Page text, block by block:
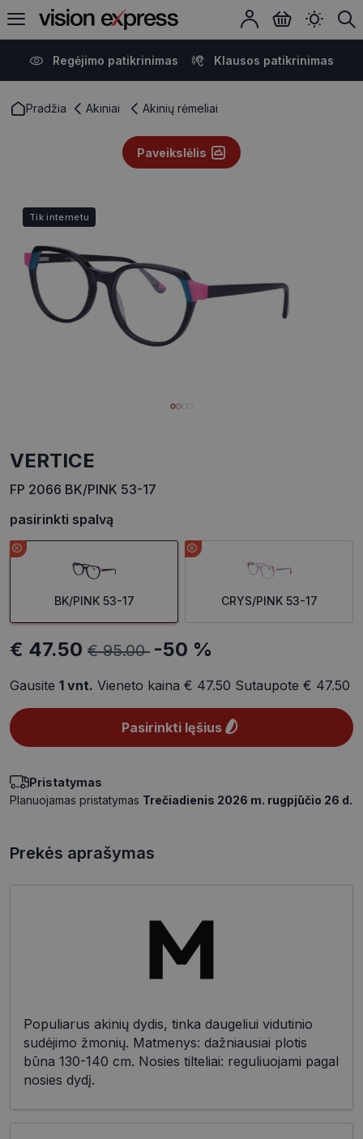
Regėjimo patikrinimas Klausos patikrinimas
Pradžia Akiniai Akinių rėmeliai
Paveikslėlis
Tik internetu
VERTICE
FP 2066 BK/PINK 53-17
pasirinkti spalvą
BK/PINK 53-17 CRYS/PINK 53-17
€ 47.50 € 95.00 -50 %
Gausite 1 vnt. Vieneto kaina € 47.50 Sutaupote € 47.50
Pasirinkti lęšius
Pristatymas
Planuojamas pristatymas Trečiadienis 2026 m. rugpjūčio 26 d.
Prekės aprašymas
Populiarus akinių dydis, tinka daugeliui vidutinio
sudėjimo žmonių. Matmenys: dažniausiai plotis
būna 130-140 cm. Nosies tilteliai: reguliuojami pagal
nosies dydį.